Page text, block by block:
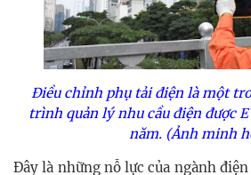
Điều chỉnh phụ tải điện là một
trình quản lý nhu cầu điện được
năm. (Ảnh minh
Đây là những nỗ lực của ngành